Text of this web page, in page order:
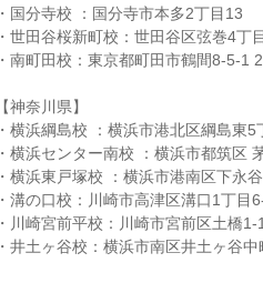
・国分寺校 ：国分寺市本多2丁目13
・世田谷桜新町校：世田谷区弦巻4丁
・南町田校：東京都町田市鶴間8-5-1
【神奈川県】
・横浜綱島校 ：横浜市港北区綱島東5
・横浜センター南校 ：横浜市都筑区
・横浜東戸塚校 ：横浜市港南区下永
・溝の口校：川崎市高津区溝口1丁目
・川崎宮前平校：川崎市宮前区土橋1-
・井土ヶ谷校：横浜市南区井土ヶ谷